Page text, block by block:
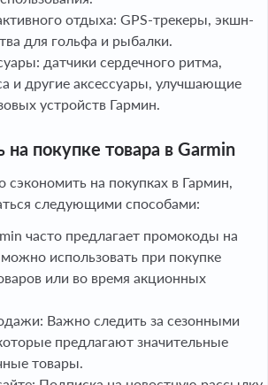
отдыха: GPS-трекеры, экшн-
для гольфа и рыбалки.
датчики сердечного ритма,
и другие аксессуары, улучшающие
устройств Гармин.
на покупке товара в Garmin
на покупках в Гармин,
следующими способами:
часто предлагает промокоды на
использовать при покупке
или во время акционных
Важно следить за сезонными
предлагают значительные
товары.